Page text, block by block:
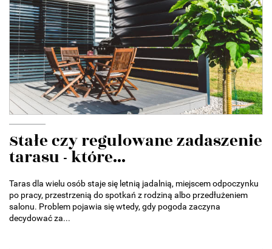
Stałe czy regulowane zadaszenie
tarasu - które...
Taras dla wielu osób staje się letnią jadalnią, miejscem odpoczynku
po pracy, przestrzenią do spotkań z rodziną albo przedłużeniem
salonu. Problem pojawia się wtedy, gdy pogoda zaczyna
decydować za...